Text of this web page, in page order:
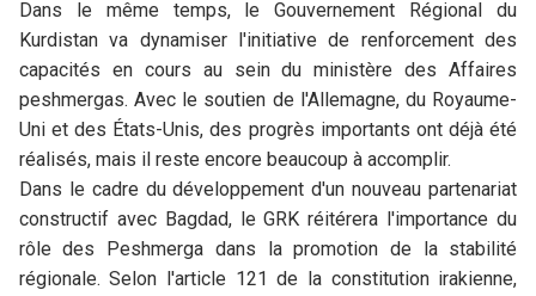
Dans le même temps, le Gouvernement Régional du
Kurdistan va dynamiser l'initiative de renforcement des
capacités en cours au sein du ministère des Affaires
peshmergas. Avec le soutien de l'Allemagne, du Royaume-
Uni et des États-Unis, des progrès importants ont déjà été
réalisés, mais il reste encore beaucoup à accomplir.
Dans le cadre du développement d'un nouveau partenariat
constructif avec Bagdad, le GRK réitérera l'importance du
rôle des Peshmerga dans la promotion de la stabilité
régionale. Selon l'article 121 de la constitution irakienne,